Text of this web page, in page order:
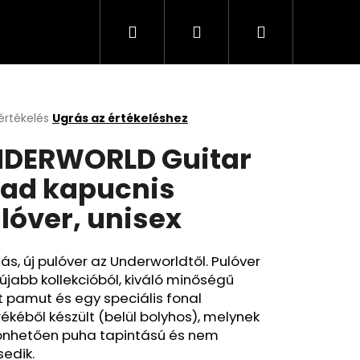
KeresésBejelentkezés
Kosár
Ugrás az értékeléshez
Guitar
kapucnis
unisex
új pulóver az Underworldtől. Pulóver
kollekcióból, kiváló minőségű
pamut és egy speciális fonal
készült (belül bolyhos), melynek
puha tapintású és nem